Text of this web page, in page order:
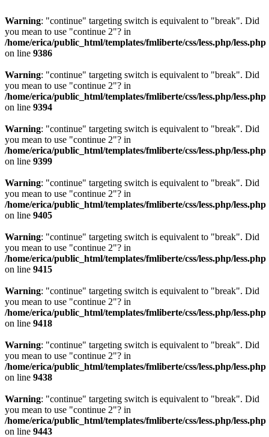
Warning: "continue" targeting switch is equivalent to "break". Did
you mean to use "continue 2"? in
/home/erica/public_html/templates/fmliberte/css/less.php/less.php
on line 9386
Warning: "continue" targeting switch is equivalent to "break". Did
you mean to use "continue 2"? in
/home/erica/public_html/templates/fmliberte/css/less.php/less.php
on line 9394
Warning: "continue" targeting switch is equivalent to "break". Did
you mean to use "continue 2"? in
/home/erica/public_html/templates/fmliberte/css/less.php/less.php
on line 9399
Warning: "continue" targeting switch is equivalent to "break". Did
you mean to use "continue 2"? in
/home/erica/public_html/templates/fmliberte/css/less.php/less.php
on line 9405
Warning: "continue" targeting switch is equivalent to "break". Did
you mean to use "continue 2"? in
/home/erica/public_html/templates/fmliberte/css/less.php/less.php
on line 9415
Warning: "continue" targeting switch is equivalent to "break". Did
you mean to use "continue 2"? in
/home/erica/public_html/templates/fmliberte/css/less.php/less.php
on line 9418
Warning: "continue" targeting switch is equivalent to "break". Did
you mean to use "continue 2"? in
/home/erica/public_html/templates/fmliberte/css/less.php/less.php
on line 9438
Warning: "continue" targeting switch is equivalent to "break". Did
you mean to use "continue 2"? in
/home/erica/public_html/templates/fmliberte/css/less.php/less.php
on line 9443